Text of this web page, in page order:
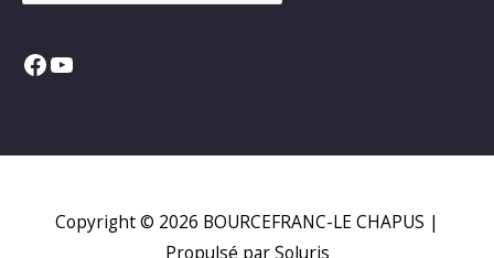
Facebook
YouTube
Copyright © 2026 BOURCEFRANC-LE CHAPUS |
Propulsé par Soluris